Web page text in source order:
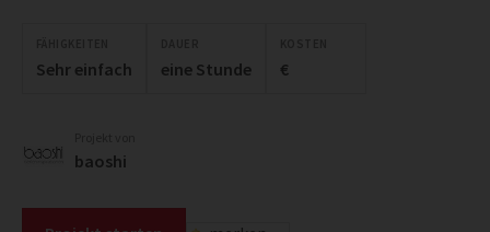
Sehr einfach eine Stunde €
baoshi